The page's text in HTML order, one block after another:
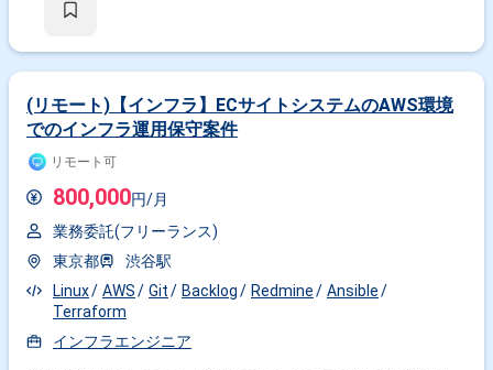
Apache、Tomcat、WebLogic、IISなどのミドルウェア設計・設定および検
ュニケーションを取りながら、ドキュメントを整理しつつ粘り強く作業を
進めていただける方が望ましいです。 新しいツールやプロダクトのキャッ
チアップに前向きに取り組んでいただける方を歓迎いたします。 【ポジシ
ョンの魅力】 大規模な基盤刷新プロジェクトにおいて、標準化モデルや
IaC実行基盤の設計・構築に上流から携わることができます。 WebLogicを
中心としたエンタープライズ向けミドルウェアや、Terraform・Ansibleな
どのIaCツールを実務で活用しながらスキルを高めていただけます。 複数
のOSや各種ミドルウェア、バッチ基盤など幅広い技術要素に触れること
で、インフラアーキテクトとしてのキャリア形成につなげていただけま
す。 【開発環境】 OS：RHEL、OracleLinux、Windows Server WEBAP：
Pacemaker IaC：Terraform、Ansible、ServerSpec
(リモート)【インフラ】ECサイトシステムのAWS環境
でのインフラ運用保守案件
リモート可
800,000円/月
業務委託(フリーランス)
東京都
渋谷駅
Linux
AWS Git Backlog Redmine
Ansible
Terraform
インフラエンジニア